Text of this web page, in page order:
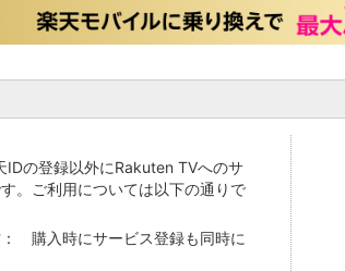
IDの登録以外にRakuten TVへのサ
。ご利用については以下の通りで
購入時にサービス登録も同時に